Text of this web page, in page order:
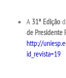
EDITAL
PUBLICAÇÕES
A 31ª Edição
de Presidente
http://
id_revista=19